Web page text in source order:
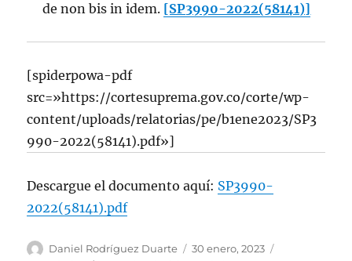
de non bis in idem. [SP3990-2022(58141)]
[spiderpowa-pdf
src=»https://cortesuprema.gov.co/corte/wp-
content/uploads/relatorias/pe/b1ene2023/SP3
990-2022(58141).pdf»]
Descargue el documento aquí: SP3990-
2022(58141).pdf
Autor
Daniel Rodríguez Duarte
Publicado
30 enero, 2023